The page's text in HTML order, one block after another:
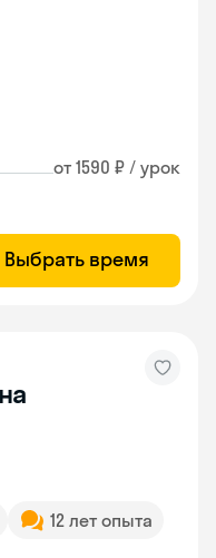
от 1590 ₽ / урок
Выбрать время
12 лет опыта